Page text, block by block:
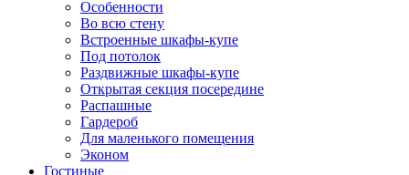
Особенности
Во всю стену
Встроенные шкафы-купе
Под потолок
Раздвижные шкафы-купе
Открытая секция посередине
Распашные
Гардероб
Для маленького помещения
Эконом
Гостиные